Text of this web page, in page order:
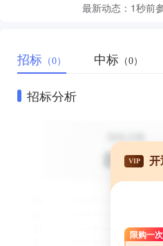
最新动态： 1秒前
招标 （0） 中标 （0）
招标分析
VIP 开
限购一次